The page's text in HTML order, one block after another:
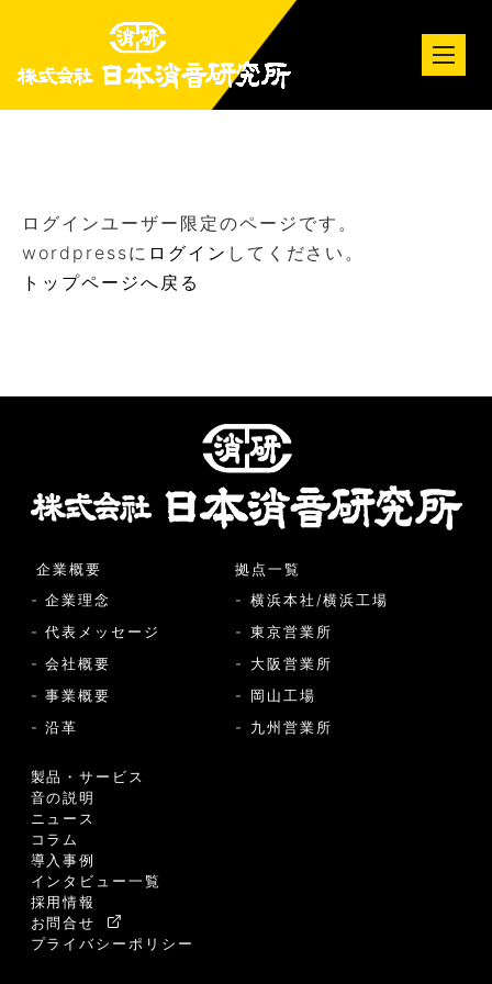
ログインユーザー限定のページです。
wordpressに ログイン してください。
トップページへ戻る
企業概要
- 企業理念
- 代表メッセージ
- 会社概要
- 事業概要
- 沿革
製品・サービス
音の説明
ニュース
コラム
導入事例
インタビュー一覧
採用情報
お問合せ
プライバシーポリシー
拠点一覧
- 横浜本社/横浜工場
- 東京営業所
- 大阪営業所
- 岡山工場
- 九州営業所